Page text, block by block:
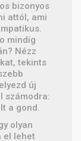
bizonyos
attól, ami
mindig
Nézz
tekints
új
számodra:
a gond.
olyan
el lehet